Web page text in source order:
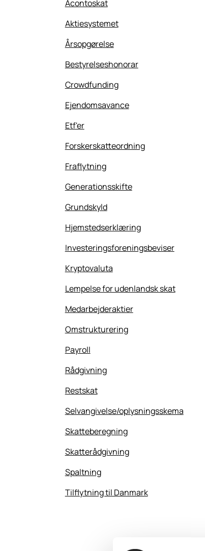
Acontoskat
Aktiesystemet
Årsopgørelse
Bestyrelseshonorar
Crowdfunding
Ejendomsavance
Etf'er
Forskerskatteordning
Fraflytning
Generationsskifte
Grundskyld
Hjemstedserklæring
Investeringsforeningsbeviser
Kryptovaluta
Lempelse for udenlandsk skat
Medarbejderaktier
Omstrukturering
Payroll
Rådgivning
Restskat
Selvangivelse/oplysningsskema
Skatteberegning
Skatterådgivning
Spaltning
Tilflytning til Danmark